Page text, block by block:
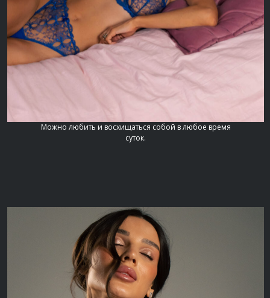
Можно любить и восхищаться собой в любое время
суток.